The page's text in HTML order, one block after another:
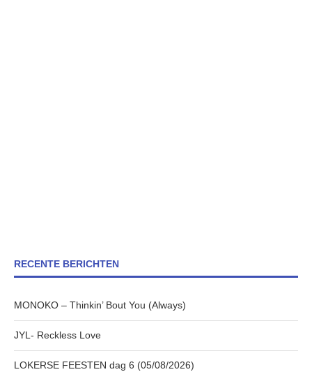
RECENTE BERICHTEN
MONOKO – Thinkin’ Bout You (Always)
JYL- Reckless Love
LOKERSE FEESTEN dag 6 (05/08/2026)